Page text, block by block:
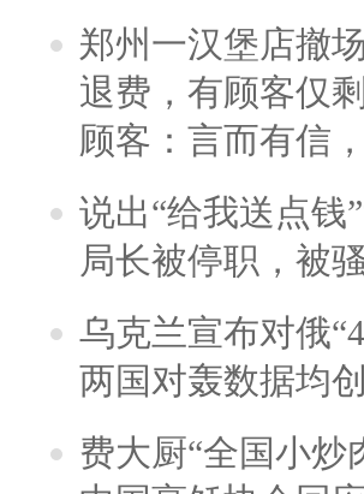
郑州一汉堡店撤
退费，有顾客仅
顾客：言而有信
说出“给我送点钱
局长被停职，被
乌克兰宣布对俄
两国对轰数据均
费大厨“全国小炒